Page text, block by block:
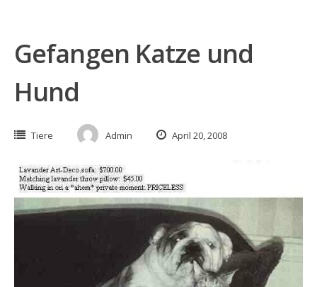
Gefangen Katze und
Hund
Tiere Admin April 20, 2008